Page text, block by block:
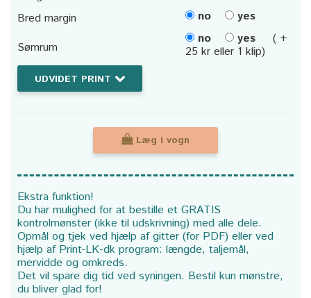
Bred margin
no
yes
Sømrum
no yes
( +
25 kr eller 1 klip)
UDVIDET PRINT
Læg i vogn
Ekstra funktion!
Du har mulighed for at bestille et GRATIS
kontrolmønster (ikke til udskrivning) med alle dele.
Opmål og tjek ved hjælp af gitter (for PDF) eller ved
hjælp af Print-LK-dk program: længde, taljemål,
mervidde og omkreds.
Det vil spare dig tid ved syningen. Bestil kun mønstre,
du bliver glad for!